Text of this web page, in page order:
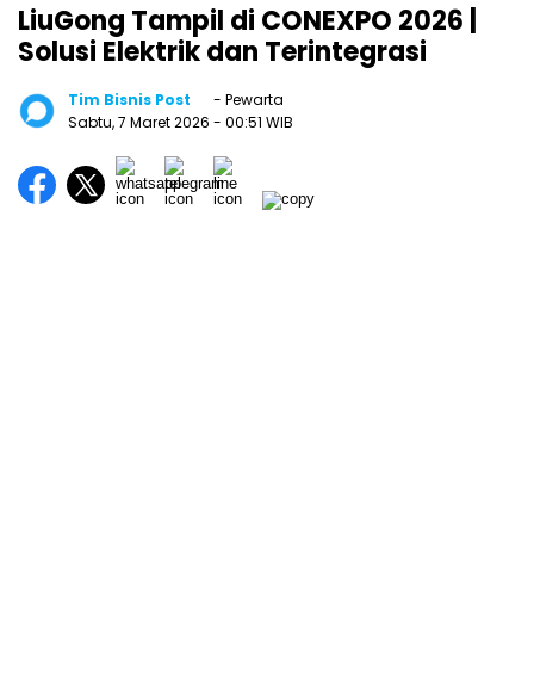
LiuGong Tampil di CONEXPO 2026 |
Solusi Elektrik dan Terintegrasi
Tim Bisnis Post
- Pewarta
Sabtu, 7 Maret 2026 - 00:51 WIB